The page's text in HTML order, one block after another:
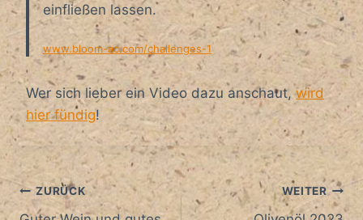
einfließen lassen.
www.bloom-ac.com/challenges-1
Wer sich lieber ein Video dazu anschaut,wird
hier fündig!
Beitragsnavigation
ZURÜCK WEITER